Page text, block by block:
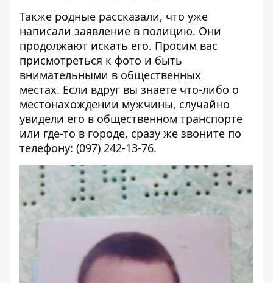
Также родные рассказали, что уже
написали заявление в полицию. Они
продолжают искать его. Просим вас
присмотреться к фото и быть
внимательными в общественных
местах. Если вдруг вы знаете что-либо о
местонахождении мужчины, случайно
увидели его в общественном транспорте
или где-то в городе, сразу же звоните по
телефону: (097) 242-13-76.